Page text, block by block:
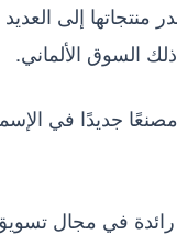
منتجاتها إلى
السوق الألماني.
جديدًا في
في مجال